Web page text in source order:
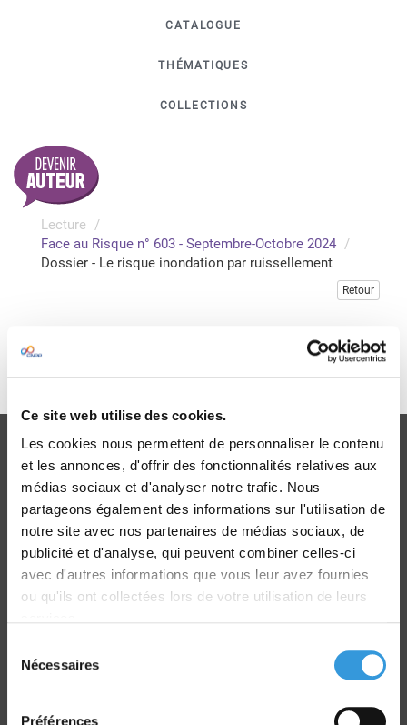
Ce site web utilise des cookies.
Les cookies nous permettent de personnaliser le contenu
et les annonces, d'offrir des fonctionnalités relatives aux
médias sociaux et d'analyser notre trafic. Nous
partageons également des informations sur l'utilisation de
notre site avec nos partenaires de médias sociaux, de
publicité et d'analyse, qui peuvent combiner celles-ci
avec d'autres informations que vous leur avez fournies
ou qu'ils ont collectées lors de votre utilisation de leurs
Nécessaires
Préférences
CATALOGUE
THÉMATIQUES
COLLECTIONS
Lecture
Face au Risque n° 603 - Septembre-Octobre 2024
Dossier - Le risque inondation par ruissellement
Retour
Veuillez vous connecter pour accéder à cette publication
Livraison
dans le monde entier